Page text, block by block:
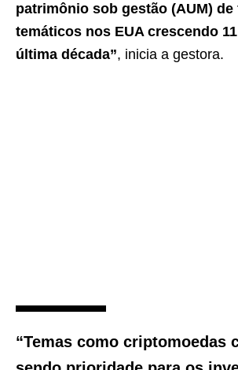
patrimônio sob gestão (AUM)
temáticos nos EUA crescendo
última década”, inicia a gestora.
“Temas como criptomoedas